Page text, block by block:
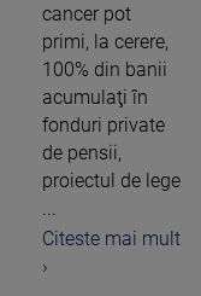
cancer pot
primi, la cerere,
100% din banii
acumulaţi în
fonduri private
de pensii,
proiectul de lege
...
Citeste mai mult
›